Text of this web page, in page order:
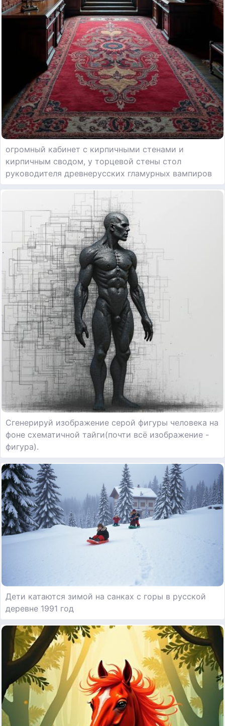
огромный кабинет с кирпичными стенами и
кирпичным сводом, у торцевой стены стол
руководителя древнерусских гламурных вампиров
Сгенерируй изображение серой фигуры человека на
фоне схематичной тайги(почти всё изображение -
фигура).
Дети катаются зимой на санках с горы в русской
деревне 1991 год